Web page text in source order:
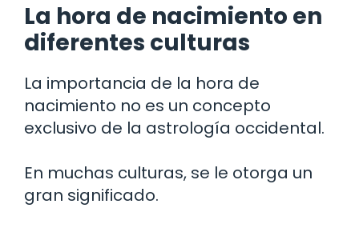
La hora de nacimiento en
diferentes culturas
La importancia de la hora de
nacimiento no es un concepto
exclusivo de la astrología occidental.
En muchas culturas, se le otorga un
gran significado.